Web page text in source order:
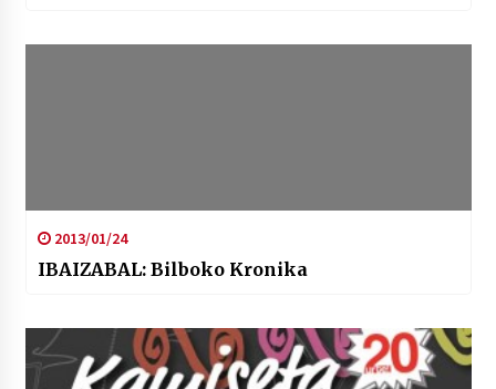
2013/01/24
IBAIZABAL: Bilboko Kronika